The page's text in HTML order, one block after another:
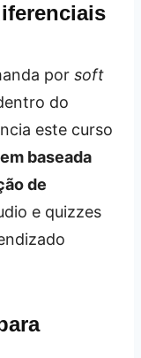
por soft
do
este curso
baseada
de
e quizzes